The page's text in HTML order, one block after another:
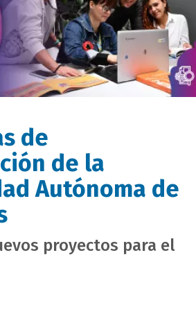
de
de la
Autónoma de
proyectos para el